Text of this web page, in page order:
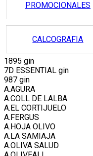
PROMOCIONALES
CALCOGRAFIA
1895 gin
7D ESSENTIAL gin
987 gin
A.AGURA
A.COLL DE LALBA
A.EL CORTIJUELO
A.FERGUS
A.HOJA OLIVO
A.LA SAMIAJA
A.OLIVA SALUD